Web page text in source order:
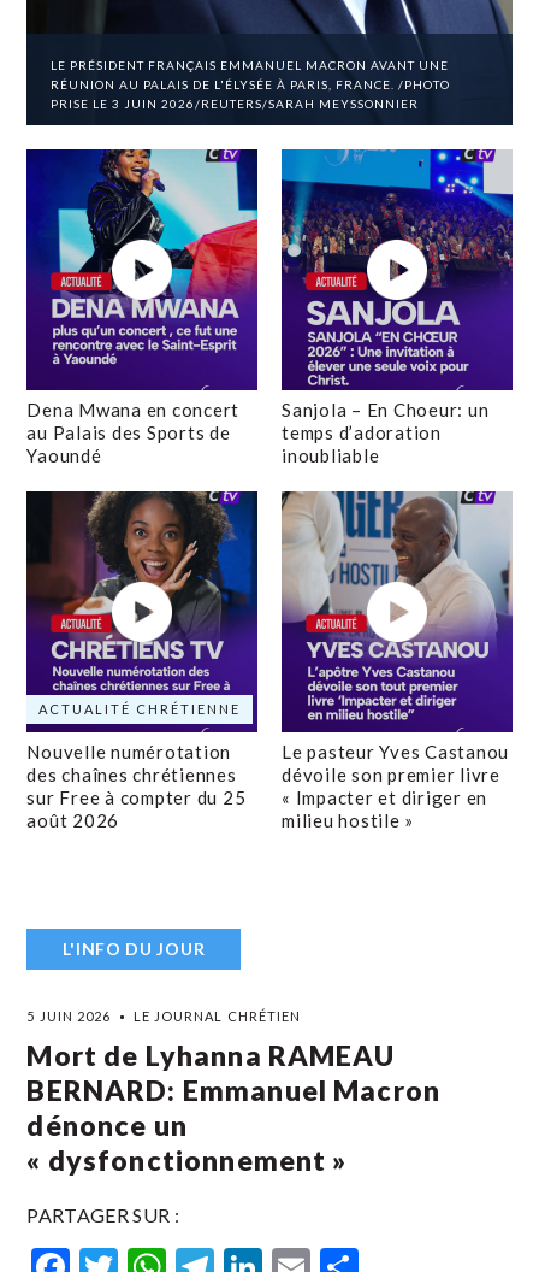
LE PRÉSIDENT FRANÇAIS EMMANUEL MACRON AVANT UNE
RÉUNION AU PALAIS DE L'ÉLYSÉE À PARIS, FRANCE. /PHOTO
PRISE LE 3 JUIN 2026/REUTERS/SARAH MEYSSONNIER
Dena Mwana en concert
au Palais des Sports de
Yaoundé
Sanjola – En Choeur: un
temps d’adoration
inoubliable
ACTUALITÉ CHRÉTIENNE
Nouvelle numérotation
des chaînes chrétiennes
sur Free à compter du 25
août 2026
Le pasteur Yves Castanou
dévoile son premier livre
« Impacter et diriger en
milieu hostile »
L'INFO DU JOUR
5 JUIN 2026 LE JOURNAL CHRÉTIEN
Mort de Lyhanna RAMEAU
BERNARD: Emmanuel Macron
dénonce un
« dysfonctionnement »
PARTAGER SUR :